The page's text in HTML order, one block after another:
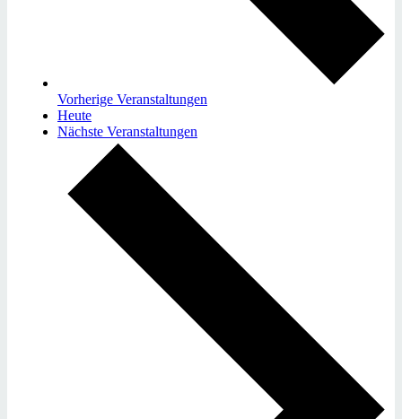
Vorherige Veranstaltungen
Heute
Nächste Veranstaltungen